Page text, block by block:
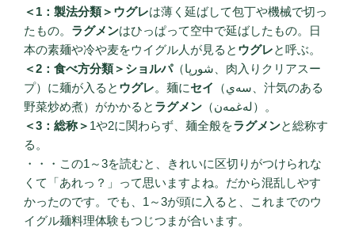
＜1：製法分類＞ ウグレは薄く延ばして包丁や機械で切っ
たもの。 ラグメンはひっぱって空中で延ばしたもの。日
本の素麺や冷や麦をウイグル人が見ると ウグレと呼ぶ。
＜2：食べ方分類＞ ショルパ（شورپا、肉入りクリアスー
プ）に麺が入ると ウグレ。麺にセイ
（سەي、汁気のある
野菜炒め煮）がかかると ラグメン
（لەغمەن）。
＜3：総称＞ 1や2に関わらず、麺全般をラグメンと総称す
る。
・・・この1～3を読むと、きれいに区切りがつけられな
くて「あれっ？」って思いますよね。だから混乱しやす
かったのです。でも、1～3が頭に入ると、これまでのウ
イグル麺料理体験もつじつまが合います。